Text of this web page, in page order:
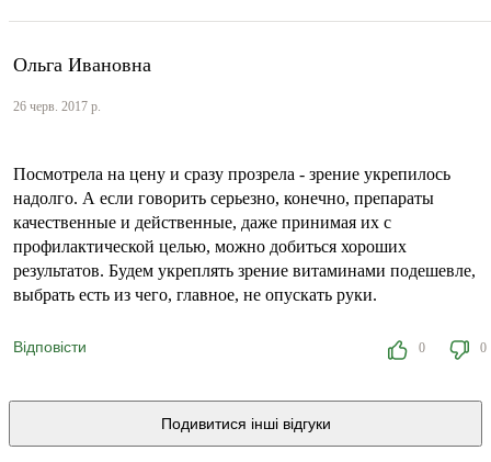
Ольга Ивановна
26 черв. 2017 р.
Посмотрела на цену и сразу прозрела - зрение укрепилось
надолго. А если говорить серьезно, конечно, препараты
качественные и действенные, даже принимая их с
профилактической целью, можно добиться хороших
результатов. Будем укреплять зрение витаминами подешевле,
выбрать есть из чего, главное, не опускать руки.
Відповісти 0 0
Подивитися інші відгуки